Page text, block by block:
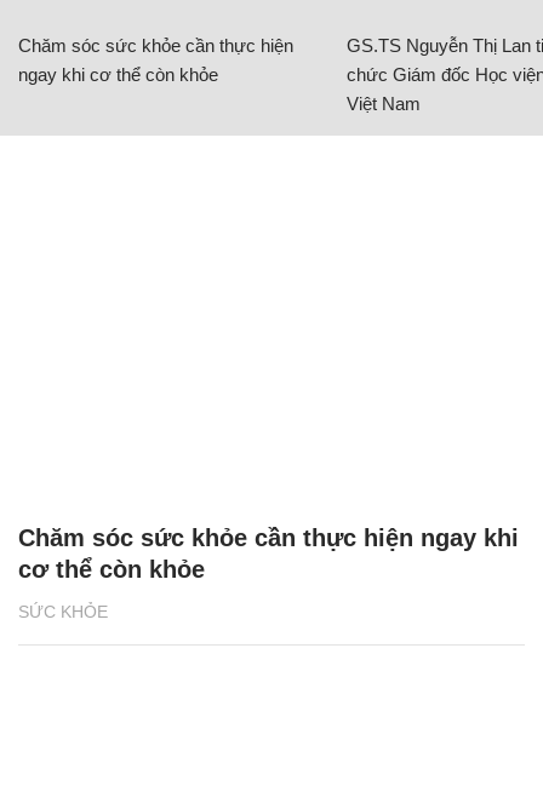
Chăm sóc sức khỏe cần thực hiện
ngay khi cơ thể còn khỏe
GS.TS Nguyễn Thị Lan
chức Giám đốc Học
Việt Nam
SỨC KHỎE
Chăm sóc sức khỏe cần thực hiện ngay khi
cơ thể còn khỏe